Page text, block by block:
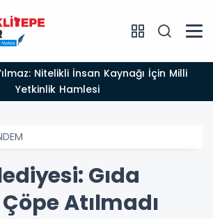
Yetkinlik Hamlesi
Gıda
Atılmadı